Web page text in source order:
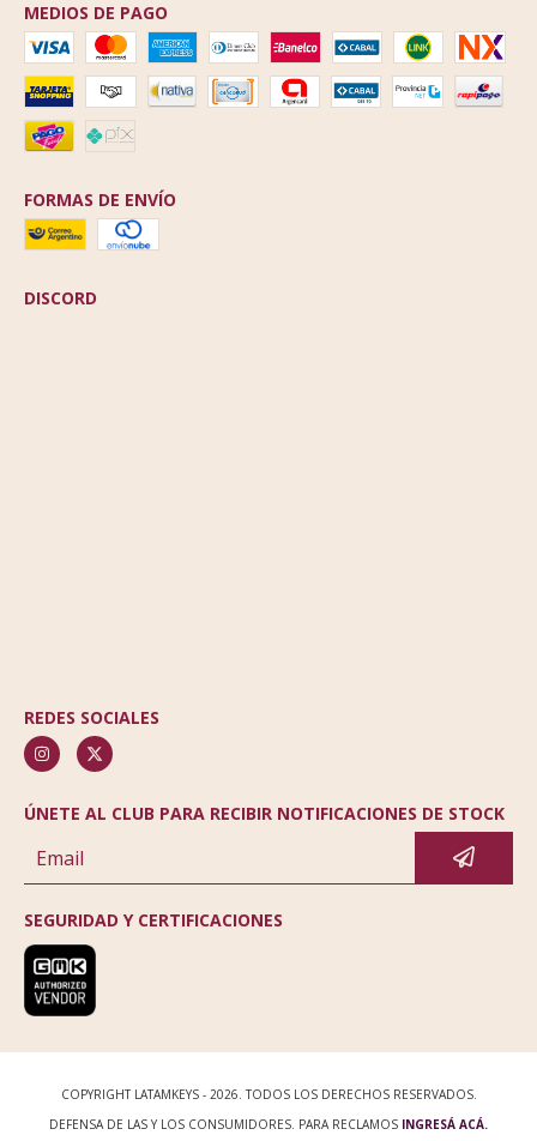
MEDIOS DE PAGO
FORMAS DE ENVÍO
DISCORD
REDES SOCIALES
ÚNETE AL CLUB PARA RECIBIR NOTIFICACIONES DE STOCK
SEGURIDAD Y CERTIFICACIONES
COPYRIGHT LATAMKEYS - 2026. TODOS LOS DERECHOS RESERVADOS.
DEFENSA DE LAS Y LOS CONSUMIDORES. PARA RECLAMOS INGRESÁ ACÁ.